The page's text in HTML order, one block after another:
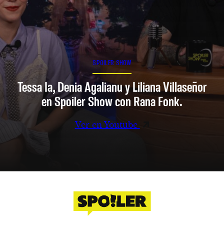
SPOILER SHOW
Tessa Ia, Denia Agalianu y Liliana Villaseñor
en Spoiler Show con Rana Fonk.
Ver en Youtube